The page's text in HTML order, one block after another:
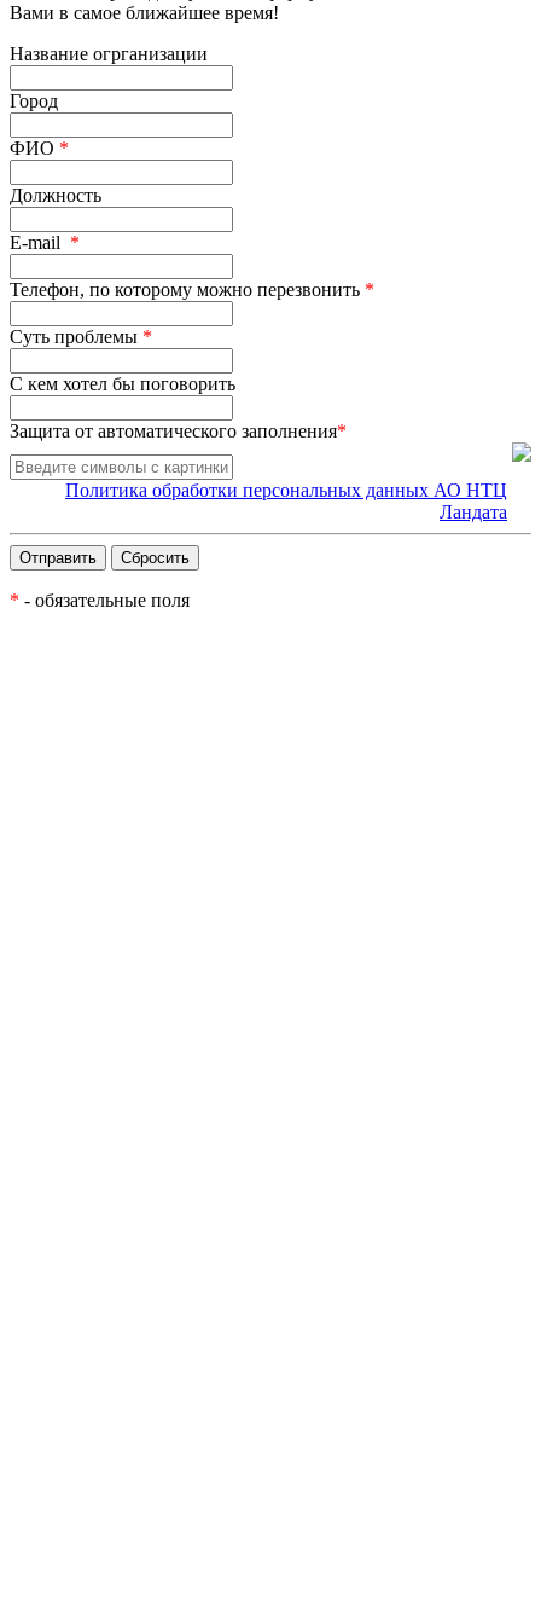
Вами в самое ближайшее время!
Название огрганизации
Город
ФИО *
Должность
E-mail *
Телефон, по которому можно перезвонить *
Суть проблемы *
С кем хотел бы поговорить
Защита от автоматического заполнения*
Политика обработки персональных данных АО НТЦ
Ландата
* - обязательные поля